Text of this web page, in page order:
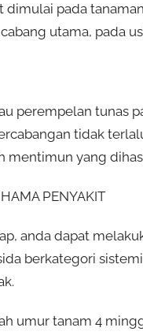
dimulai pada
utama, pada
perempelan tunas
tidak
mentimun yang
PENYAKIT
anda dapat
berkategori
umur tanam 4